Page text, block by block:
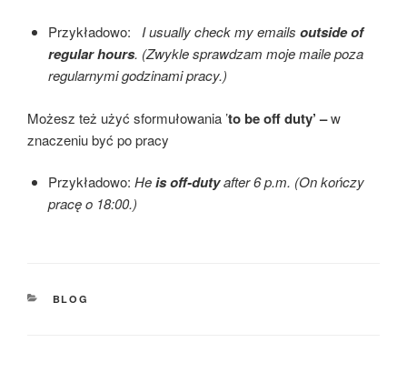
Przykładowo: I usually check my emails outside of
regular hours. (Zwykle sprawdzam moje maile poza
regularnymi godzinami pracy.)
Możesz też użyć sformułowania ’to be off duty’ –w
znaczeniu być po pracy
Przykładowo: Heis off-dutyafter 6 p.m. (On kończy
pracę o 18:00.)
KATEGORIE
BLOG